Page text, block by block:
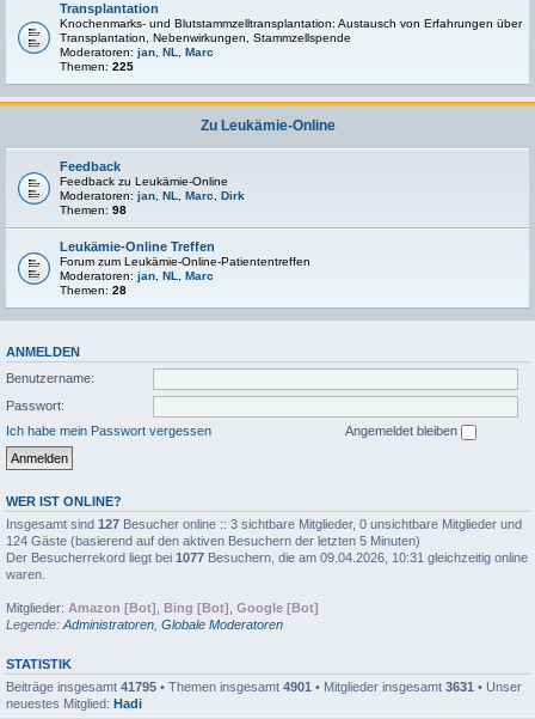
Transplantation
Knochenmarks- und Blutstammzelltransplantation: Austausch von Erfahrungen über
Transplantation, Nebenwirkungen, Stammzellspende
Moderatoren: jan NL
Marc
Themen: 225
Zu Leukämie-Online
Feedback
Feedback zu Leukämie-Online
Moderatoren: jan NL Marc
Dirk
Themen: 98
Leukämie-Online Treffen
Forum zum Leukämie-Online-Patiententreffen
Moderatoren: jan NL
Marc
Themen: 28
ANMELDEN
Benutzername:
Passwort:
Ich habe mein Passwort vergessen
Angemeldet bleiben
WER IST ONLINE?
Insgesamt sind 127 Besucher online :: 3 sichtbare Mitglieder, 0 unsichtbare Mitglieder und
124 Gäste (basierend auf den aktiven Besuchern der letzten 5 Minuten)
Der Besucherrekord liegt bei 1077 Besuchern, die am 09.04.2026, 10:31 gleichzeitig online
waren.
Mitglieder: Amazon [Bot] Bing [Bot] Google [Bot]
Legende: Administratoren Globale Moderatoren
STATISTIK
Beiträge insgesamt 41795 • Themen insgesamt 4901 • Mitglieder insgesamt 3631 • Unser
neuestes Mitglied: Hadi